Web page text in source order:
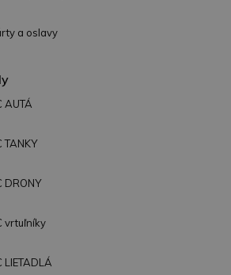
a oslavy
AUTÁ
TANKY
DRONY
vrtuľníky
LIETADLÁ